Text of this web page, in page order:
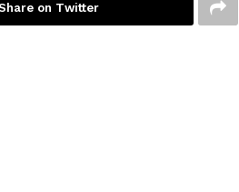
on Twitter